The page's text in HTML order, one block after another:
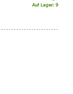
Auf Lager: 9